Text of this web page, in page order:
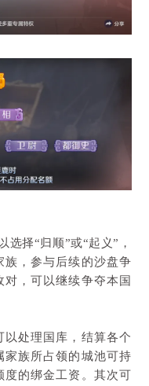
选择“归顺”或“起义”，
族，参与后续的沙盘争
，可以继续争夺本国
处理国库，结算各个
族所占领的城池可持
的绑金工资。其次可